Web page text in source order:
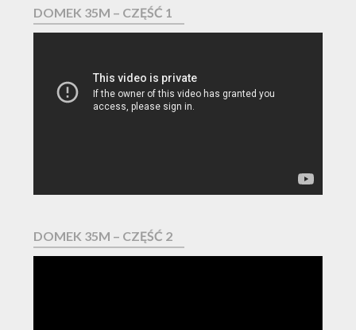
DOMEK 35M – CZĘŚĆ 1
DOMEK 35M – CZĘŚĆ 2